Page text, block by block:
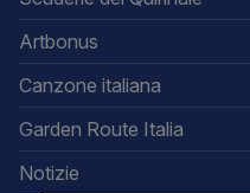
Artbonus
Canzone italiana
Garden Route Italia
Notizie